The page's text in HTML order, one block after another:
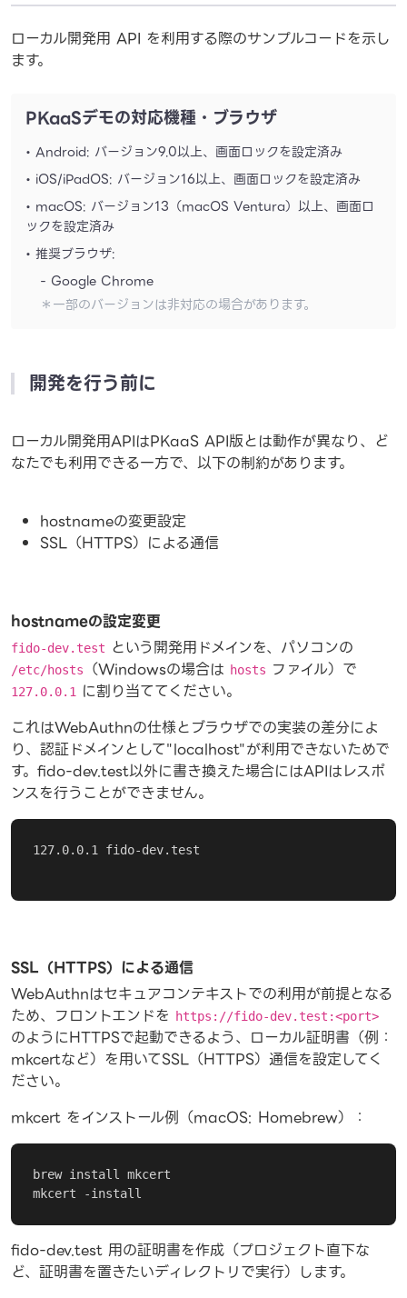
ローカル開発用 API を利用する際のサンプルコードを示し
ます。
PKaaSデモの対応機種・ブラウザ
• Android: バージョン9.0以上、画面ロックを設定済み
• iOS/iPadOS: バージョン16以上、画面ロックを設定済み
• macOS: バージョン13（macOS Ventura）以上、画面ロ
ックを設定済み
• 推奨ブラウザ:
- Google Chrome
＊一部のバージョンは非対応の場合があります。
開発を行う前に
ローカル開発用APIはPKaaS API版とは動作が異なり、ど
なたでも利用できる一方で、以下の制約があります。
hostnameの変更設定
SSL（HTTPS）による通信
hostnameの設定変更
fido-dev.test という開発用ドメインを、パソコンの
/etc/hosts （Windowsの場合は hosts ファイル）で
127.0.0.1
に割り当ててください。
これはWebAuthnの仕様とブラウザでの実装の差分によ
り、認証ドメインとして"localhost"が利用できないためで
す。fido-dev.test以外に書き換えた場合にはAPIはレスポ
ンスを行うことができません。
127.0.0.1 fido-dev.test
SSL（HTTPS）による通信
WebAuthnはセキュアコンテキストでの利用が前提となる
ため、フロントエンドを
https://fido-dev.test:<port>
のようにHTTPSで起動できるよう、ローカル証明書（例：
mkcertなど）を用いてSSL（HTTPS）通信を設定してく
ださい。
mkcert をインストール例（macOS: Homebrew）：
brew install mkcert
mkcert -install
fido-dev.test 用の証明書を作成（プロジェクト直下な
ど、証明書を置きたいディレクトリで実行）します。